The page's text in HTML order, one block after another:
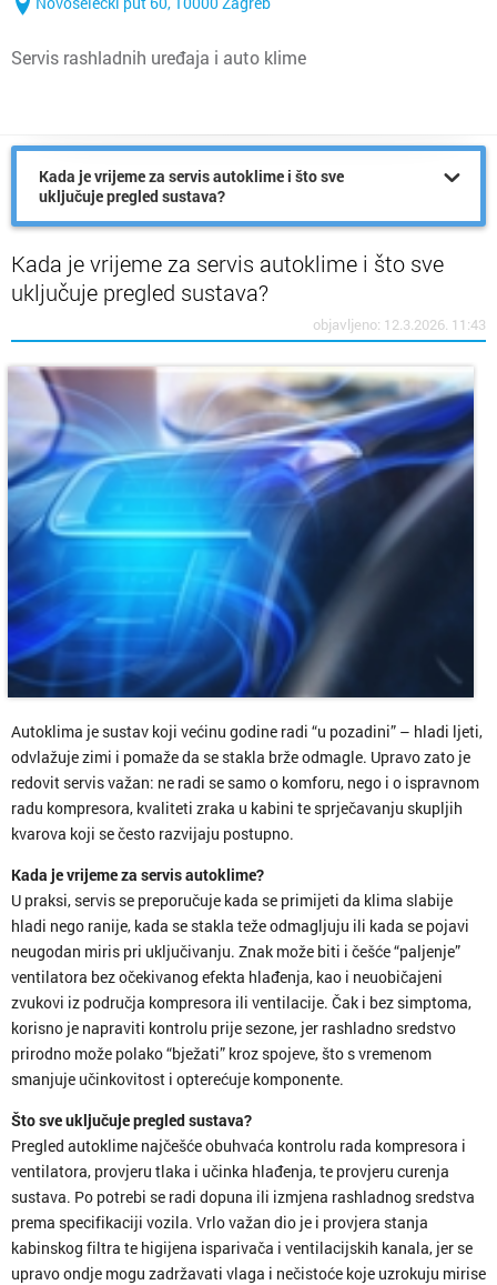
Servis rashladnih uređaja i auto klime
Kada je vrijeme za servis autoklime i što sve
uključuje pregled sustava?
Kada je vrijeme za servis autoklime i što sve
uključuje pregled sustava?
objavljeno: 12.3.2026. 11:43
Autoklima je sustav koji većinu godine radi “u pozadini” – hladi ljeti,
odvlažuje zimi i pomaže da se stakla brže odmagle. Upravo zato je
redovit servis važan: ne radi se samo o komforu, nego i o ispravnom
radu kompresora, kvaliteti zraka u kabini te sprječavanju skupljih
kvarova koji se često razvijaju postupno.
Kada je vrijeme za servis autoklime?
U praksi, servis se preporučuje kada se primijeti da klima slabije
hladi nego ranije, kada se stakla teže odmagljuju ili kada se pojavi
neugodan miris pri uključivanju. Znak može biti i češće “paljenje”
ventilatora bez očekivanog efekta hlađenja, kao i neuobičajeni
zvukovi iz područja kompresora ili ventilacije. Čak i bez simptoma,
korisno je napraviti kontrolu prije sezone, jer rashladno sredstvo
prirodno može polako “bježati” kroz spojeve, što s vremenom
smanjuje učinkovitost i opterećuje komponente.
Što sve uključuje pregled sustava?
Pregled autoklime najčešće obuhvaća kontrolu rada kompresora i
ventilatora, provjeru tlaka i učinka hlađenja, te provjeru curenja
sustava. Po potrebi se radi dopuna ili izmjena rashladnog sredstva
prema specifikaciji vozila. Vrlo važan dio je i provjera stanja
kabinskog filtra te higijena isparivača i ventilacijskih kanala, jer se
upravo ondje mogu zadržavati vlaga i nečistoće koje uzrokuju mirise